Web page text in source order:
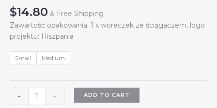
$14.80 & Free Shipping
Zawartość opakowania: 1 x woreczek ze ściągaczem, logo
projektu: Hiszpania
Small Medium
-
Hiszpański
plecak
+ ADD TO CART